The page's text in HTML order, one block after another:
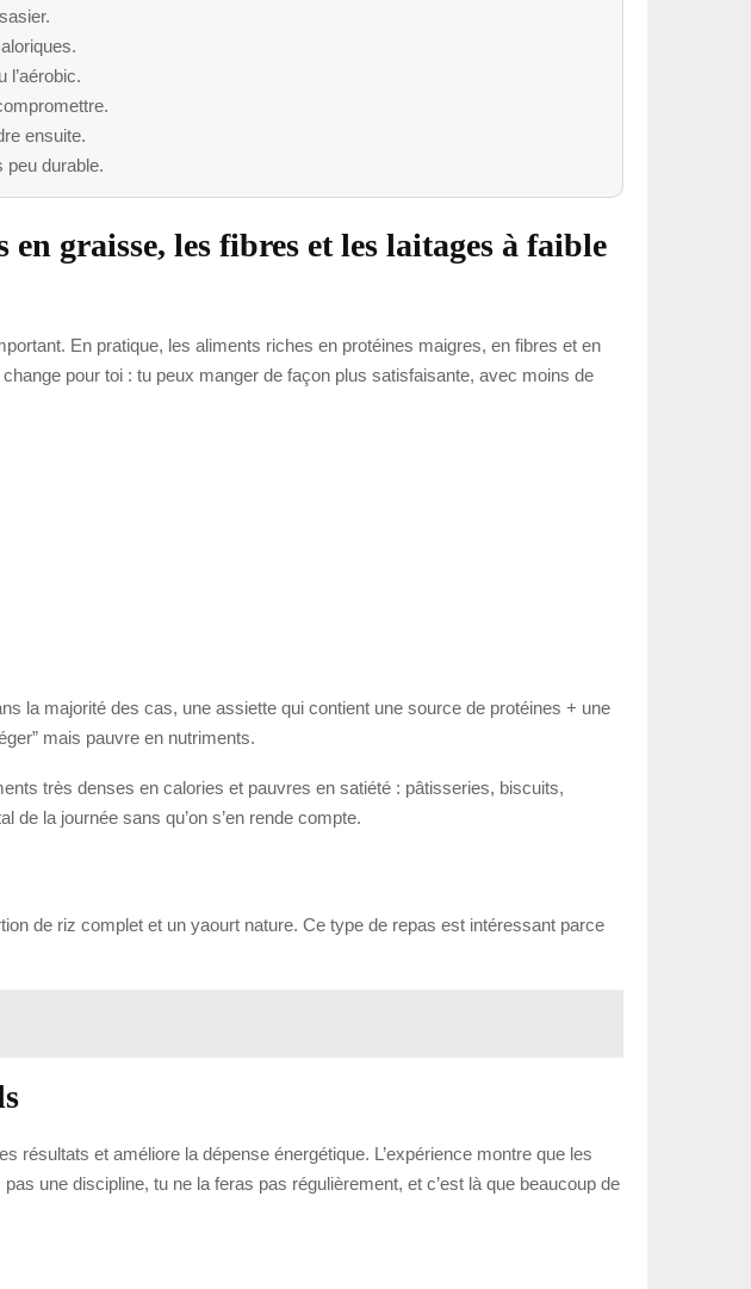
l’aérobic.
ensuite.
peu durable.
graisse, les fibres et les laitages à faible
En pratique, les aliments riches en protéines maigres, en fibres et en
pour toi : tu peux manger de façon plus satisfaisante, avec moins de
la majorité des cas, une assiette qui contient une source de protéines + une
mais pauvre en nutriments.
très denses en calories et pauvres en satiété : pâtisseries, biscuits,
la journée sans qu’on s’en rende compte.
de riz complet et un yaourt nature. Ce type de repas est intéressant parce
résultats et améliore la dépense énergétique. L’expérience montre que les
une discipline, tu ne la feras pas régulièrement, et c’est là que beaucoup de